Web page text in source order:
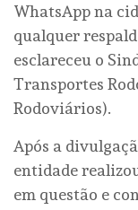
WhatsApp na
qualquer
esclareceu o
Transportes
Rodoviários).
Após a
entidade
em questão e